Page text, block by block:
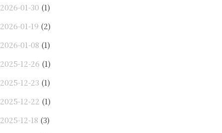
2026-01-30 (1)
2026-01-19 (2)
2026-01-08 (1)
2025-12-26 (1)
2025-12-23 (1)
2025-12-22 (1)
2025-12-18 (3)